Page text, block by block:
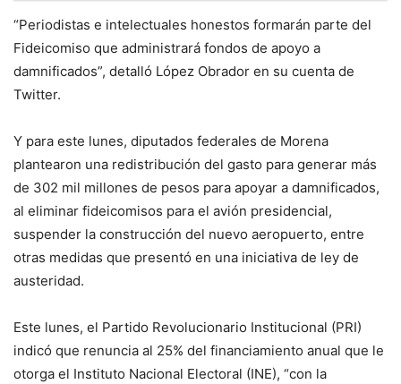
“Periodistas e intelectuales honestos formarán parte del
Fideicomiso que administrará fondos de apoyo a
damnificados”, detalló López Obrador en su cuenta de
Twitter.
Y para este lunes, diputados federales de Morena
plantearon una redistribución del gasto para generar más
de 302 mil millones de pesos para apoyar a damnificados,
al eliminar fideicomisos para el avión presidencial,
suspender la construcción del nuevo aeropuerto, entre
otras medidas que presentó en una iniciativa de ley de
austeridad.
Este lunes, el Partido Revolucionario Institucional (PRI)
indicó que renuncia al 25% del financiamiento anual que le
otorga el Instituto Nacional Electoral (INE), “con la